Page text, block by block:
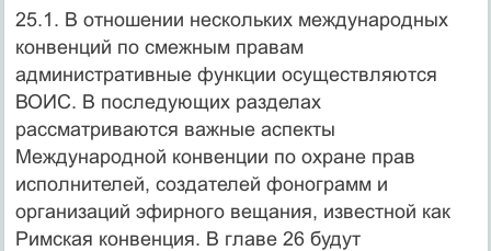
25.1. В отношении нескольких международных
конвенций по смежным правам
административные функции осуществляются
ВОИС. В последующих разделах
рассматриваются важные аспекты
Международной конвенции по охране прав
исполнителей, создателей фонограмм и
организаций эфирного вещания, известной как
Римская конвенция. В главе 26 будут